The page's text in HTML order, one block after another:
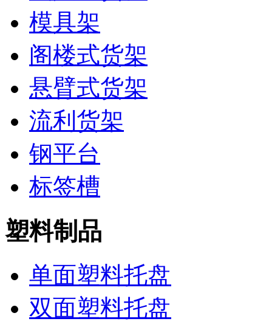
模具架
阁楼式货架
悬臂式货架
流利货架
钢平台
标签槽
塑料制品
单面塑料托盘
双面塑料托盘